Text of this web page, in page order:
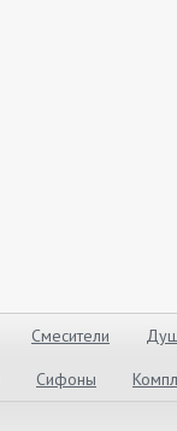
Смесители
Сифоны